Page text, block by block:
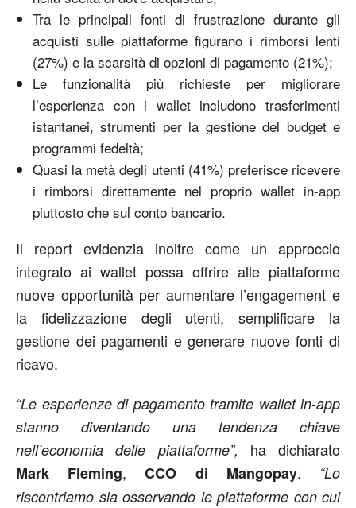
Tra le principali fonti di frustrazione durante gli
acquisti sulle piattaforme figurano i rimborsi lenti
(27%) e la scarsità di opzioni di pagamento (21%);
Le funzionalità più richieste per migliorare
l’esperienza con i wallet includono trasferimenti
istantanei, strumenti per la gestione del budget e
programmi fedeltà;
Quasi la metà degli utenti (41%) preferisce ricevere
i rimborsi direttamente nel proprio wallet in-app
piuttosto che sul conto bancario.
Il report evidenzia inoltre come un approccio
integrato ai wallet possa offrire alle piattaforme
nuove opportunità per aumentare l’engagement e
la fidelizzazione degli utenti, semplificare la
gestione dei pagamenti e generare nuove fonti di
ricavo.
“Le esperienze di pagamento tramite wallet in-app
stanno diventando una tendenza chiave
nell’economia delle piattaforme”, ha dichiarato
Mark Fleming,CCO di Mangopay. “Lo
riscontriamo sia osservando le piattaforme con cui